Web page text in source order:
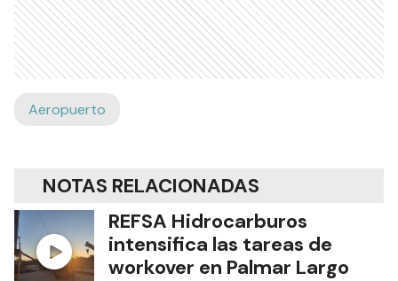
Aeropuerto
NOTAS RELACIONADAS
REFSA Hidrocarburos
intensifica las tareas de
workover en Palmar Largo